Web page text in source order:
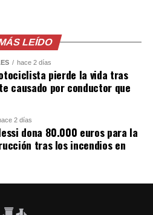
PUSHvHC3I7
7xlTBAQ77c
LEÍDO
hace 2 días
pierde la vida tras
causado por conductor que
2 días
dona 80.000 euros para la
tras los incendios en